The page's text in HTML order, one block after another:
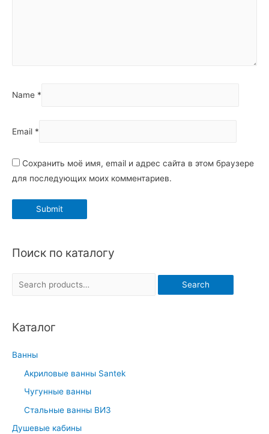
Поиск по каталогу
r
h
:
Search
Каталог
Ванны
Акриловые ванны Santek
Чугунные ванны
Стальные ванны ВИЗ
Душевые кабины
Name *
Email *
Сохранить моё имя, email и адрес сайта в этом браузере
для последующих моих комментариев.